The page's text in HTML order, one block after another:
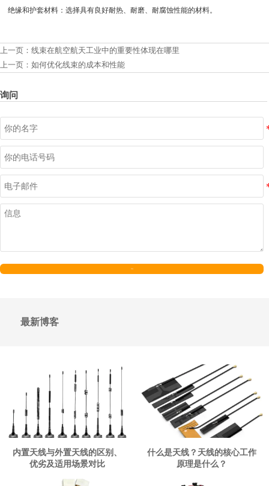
绝缘和护套材料：选择具有良好耐热、耐磨、耐腐蚀性能的材料。
上一页： 线束在航空航天工业中的重要性体现在哪里
上一页： 如何优化线束的成本和性能
询问
最新博客
内置天线与外置天线的区别、
优劣及适用场景对比
什么是天线？天线的核心工作
原理是什么？